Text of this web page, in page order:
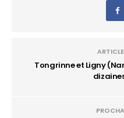
Tongrinne et Ligny